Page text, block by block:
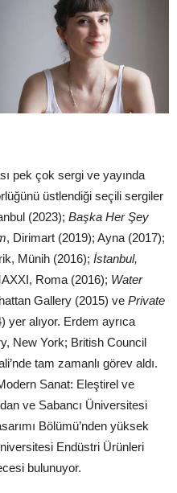
pek çok sergi ve yayında
üstlendiği seçili sergiler
(2023); Başka Her Şey
, Dirimart (2019); Ayna (2017);
Münih (2016); İstanbul,
Roma (2016); Water
Gallery (2015) ve Private
yer alıyor. Erdem ayrıca
New York; British Council
tam zamanlı görev aldı.
Sanat: Eleştirel ve
ve Sabancı Üniversitesi
Bölümü’nden yüksek
Endüstri Ürünleri
bulunuyor.